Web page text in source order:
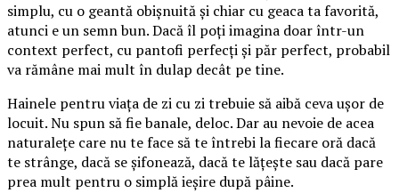
simplu, cu o geantă obișnuită și chiar cu geaca ta favorită,
atunci e un semn bun. Dacă îl poți imagina doar într-un
context perfect, cu pantofi perfecți și păr perfect, probabil
va rămâne mai mult în dulap decât pe tine.
Hainele pentru viața de zi cu zi trebuie să aibă ceva ușor de
locuit. Nu spun să fie banale, deloc. Dar au nevoie de acea
naturalețe care nu te face să te întrebi la fiecare oră dacă
te strânge, dacă se șifonează, dacă te lățește sau dacă pare
prea mult pentru o simplă ieșire după pâine.